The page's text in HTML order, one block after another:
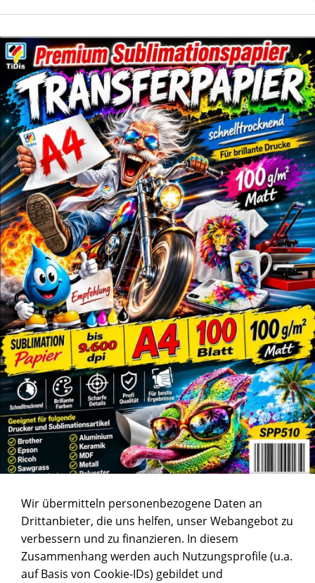
Wir übermitteln personenbezogene Daten an
Drittanbieter, die uns helfen, unser Webangebot zu
verbessern und zu finanzieren. In diesem
Zusammenhang werden auch Nutzungsprofile (u.a.
auf Basis von Cookie-IDs) gebildet und